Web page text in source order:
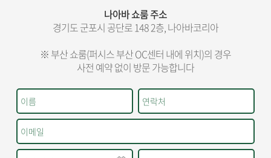
나아바 쇼룸 주소
경기도 군포시 공단로 148 2층, 나아바코리아
※ 부산 쇼룸(퍼시스 부산 OC센터 내에 위치)의 경우
사전 예약 없이 방문 가능합니다